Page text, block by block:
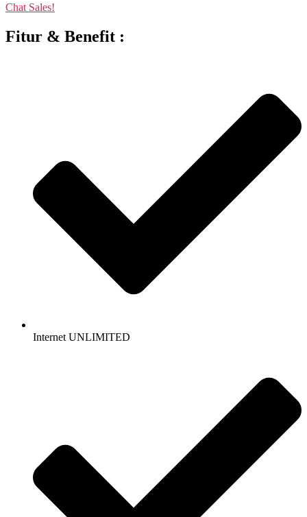
Chat Sales!
Fitur & Benefit :
Internet UNLIMITED